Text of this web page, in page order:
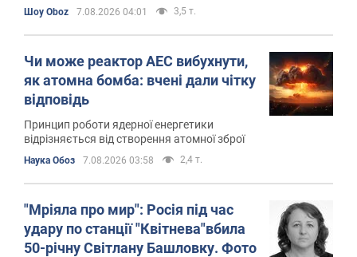
Шоу Oboz 7.08.2026 04:01 3,5 т.
Чи може реактор АЕС вибухнути,
як атомна бомба: вчені дали чітку
відповідь
Принцип роботи ядерної енергетики
відрізняється від створення атомної зброї
Наука Обоз 7.08.2026 03:58 2,4 т.
"Мріяла про мир": Росія під час
удару по станції "Квітнева"вбила
50-річну Світлану Башловку. Фото